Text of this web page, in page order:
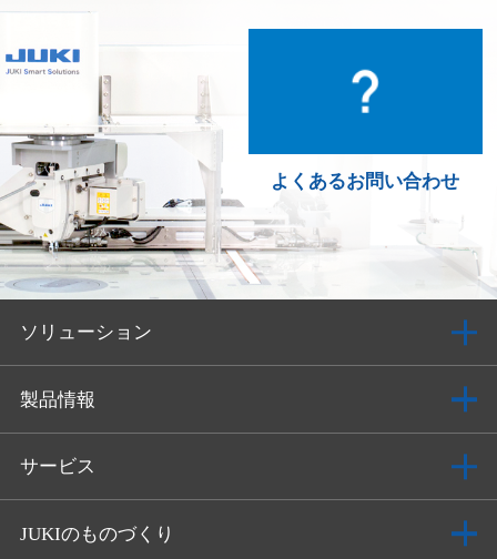
よくあるお問い合わせ
ソリューション
製品情報
サービス
JUKIのものづくり